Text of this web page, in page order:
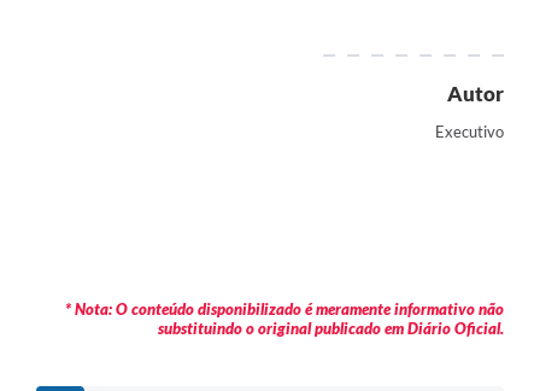
Autor
Executivo
* Nota: O conteúdo disponibilizado é meramente informativo não
substituindo o original publicado em Diário Oficial.